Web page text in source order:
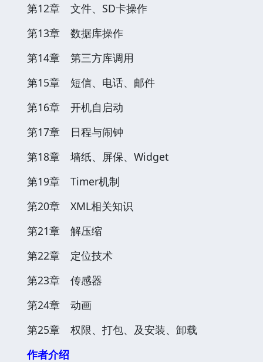
第12章 文件、SD卡操作
第13章 数据库操作
第14章 第三方库调用
第15章 短信、电话、邮件
第16章 开机自启动
第17章 日程与闹钟
第18章 墙纸、屏保、Widget
第19章 Timer机制
第20章 XML相关知识
第21章 解压缩
第22章 定位技术
第23章 传感器
第24章 动画
第25章 权限、打包、及安装、卸载
作者介绍